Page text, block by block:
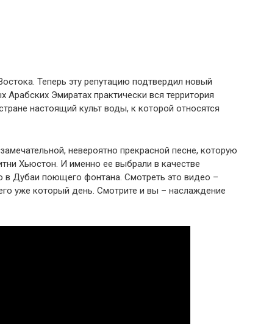
Теперь эту репутацию подтвердил новый
Эмиратах практически вся территория
настоящий культ воды, к которой относятся
невероятно прекрасной песне, которую
Хьюстон. И именно ее выбрали в качестве
Дубаи поющего фонтана. Смотреть это видео –
уже который день. Смотрите и вы – наслаждение